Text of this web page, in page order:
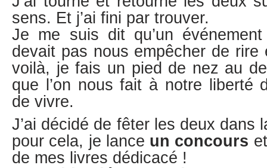
sens. Et j’ai fini par trouver.
Je me suis dit qu’un
devait pas nous empêcher de rire
voilà, je fais un pied de nez au
que l’on nous fait à notre liberté
de vivre.
J’ai décidé de fêter les deux dans
pour cela, je lance un concours
de mes livres dédicacé !